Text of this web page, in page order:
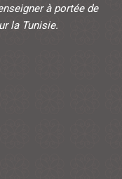
à portée de
la Tunisie.